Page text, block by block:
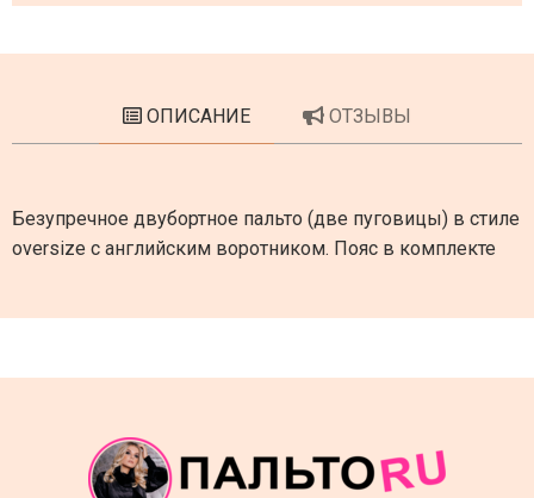
ОПИСАНИЕ ОТЗЫВЫ
Безупречное двубортное пальто (две пуговицы) в стиле
oversize с английским воротником. Пояс в комплекте